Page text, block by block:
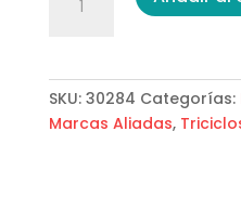
Metalico
SKU: 30284 Categorías:
Marcas Aliadas,